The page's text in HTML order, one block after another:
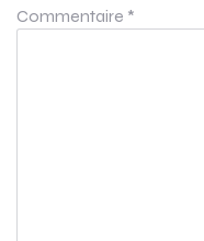
Commentaire *